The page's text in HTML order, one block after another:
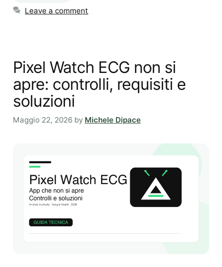
Leave a comment
Pixel Watch ECG non si
apre: controlli, requisiti e
soluzioni
Maggio 22, 2026 by Michele Dipace